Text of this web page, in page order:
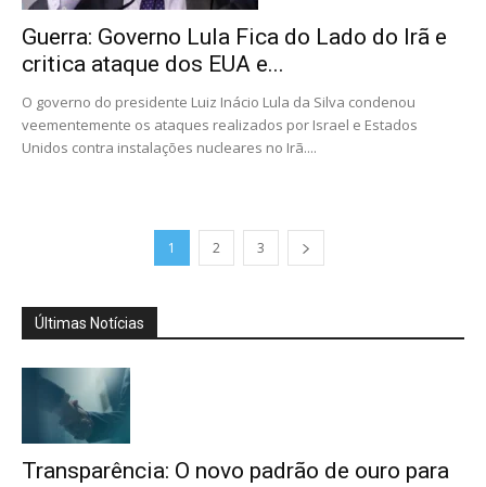
Guerra: Governo Lula Fica do Lado do Irã e
critica ataque dos EUA e...
O governo do presidente Luiz Inácio Lula da Silva condenou
veementemente os ataques realizados por Israel e Estados
Unidos contra instalações nucleares no Irã....
1 2 3
Últimas Notícias
Transparência: O novo padrão de ouro para